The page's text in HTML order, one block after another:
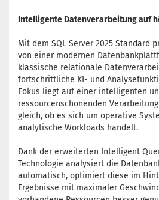
Intelligente Datenverarbeitung auf
Mit dem SQL Server 2025 Standard
von einer modernen
klassische relationale
fortschrittliche KI- und
Fokus liegt auf einer intelligenten
ressourcenschonenden
gleich, ob es sich um operative
analytische Workloads handelt.
Dank der erweiterten Intelligent
Technologie analysiert die
automatisch, optimiert diese im
Ergebnisse mit maximaler